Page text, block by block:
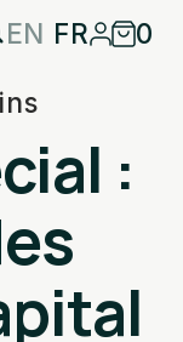
EN FR 0
: